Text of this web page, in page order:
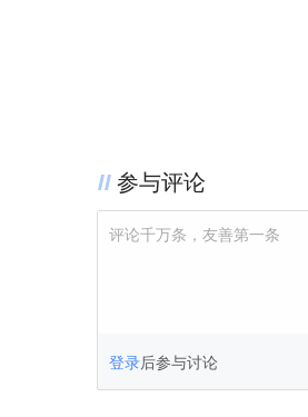
参与评论
评论千万条，友善第一条
登录后参与讨论